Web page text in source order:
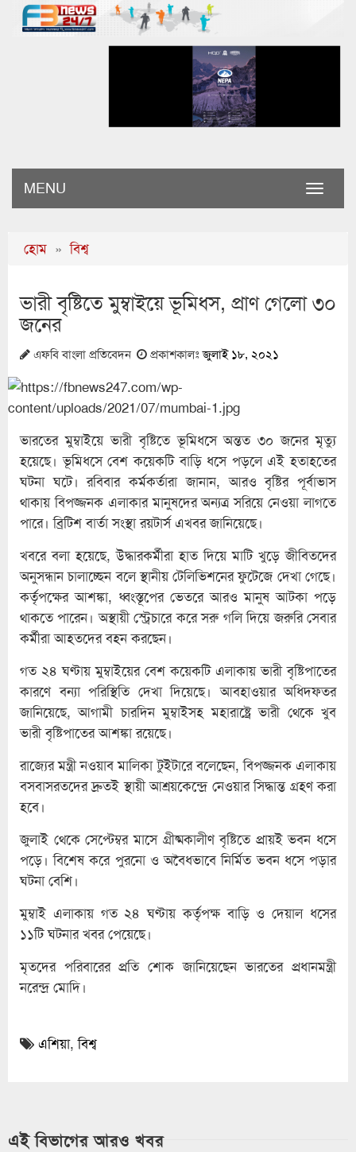
Toggle
MENU
হোম » বিশ্ব
ভারী বৃষ্টিতে মুম্বাইয়ে ভূমিধস, প্রাণ গেলো ৩০
জনের
এফবি বাংলা প্রতিবেদন প্রকাশকালঃজুলাই ১৮, ২০২১
ভারতের মুম্বাইয়ে ভারী বৃষ্টিতে ভূমিধসে অন্তত ৩০ জনের মৃত্যু
হয়েছে। ভূমিধসে বেশ কয়েকটি বাড়ি ধসে পড়লে এই হতাহতের
ঘটনা ঘটে। রবিবার কর্মকর্তারা জানান, আরও বৃষ্টির পূর্বাভাস
থাকায় বিপজ্জনক এলাকার মানুষদের অন্যত্র সরিয়ে নেওয়া লাগতে
পারে। ব্রিটিশ বার্তা সংস্থা রয়টার্স এখবর জানিয়েছে।
খবরে বলা হয়েছে, উদ্ধারকর্মীরা হাত দিয়ে মাটি খুড়ে জীবিতদের
অনুসন্ধান চালাচ্ছেন বলে স্থানীয় টেলিভিশনের ফুটেজে দেখা গেছে।
কর্তৃপক্ষের আশঙ্কা, ধ্বংস্তূপের ভেতরে আরও মানুষ আটকা পড়ে
থাকতে পারেন। অস্থায়ী স্ট্রেচারে করে সরু গলি দিয়ে জরুরি সেবার
কর্মীরা আহতদের বহন করছেন।
গত ২৪ ঘণ্টায় মুম্বাইয়ের বেশ কয়েকটি এলাকায় ভারী বৃষ্টিপাতের
কারণে বন্যা পরিস্থিতি দেখা দিয়েছে। আবহাওয়ার অধিদফতর
জানিয়েছে, আগামী চারদিন মুম্বাইসহ মহারাষ্ট্রে ভারী থেকে খুব
ভারী বৃষ্টিপাতের আশঙ্কা রয়েছে।
রাজ্যের মন্ত্রী নওয়াব মালিকা টুইটারে বলেছেন, বিপজ্জনক এলাকায়
বসবাসরতদের দ্রুতই স্থায়ী আশ্রয়কেন্দ্রে নেওয়ার সিদ্ধান্ত গ্রহণ করা
হবে।
জুলাই থেকে সেপ্টেম্বর মাসে গ্রীষ্মকালীণ বৃষ্টিতে প্রায়ই ভবন ধসে
পড়ে। বিশেষ করে পুরনো ও অবৈধভাবে নির্মিত ভবন ধসে পড়ার
ঘটনা বেশি।
মুম্বাই এলাকায় গত ২৪ ঘণ্টায় কর্তৃপক্ষ বাড়ি ও দেয়াল ধসের
১১টি ঘটনার খবর পেয়েছে।
মৃতদের পরিবারের প্রতি শোক জানিয়েছেন ভারতের প্রধানমন্ত্রী
নরেন্দ্র মোদি।
এশিয়া,বিশ্ব
এই বিভাগের আরও খবর